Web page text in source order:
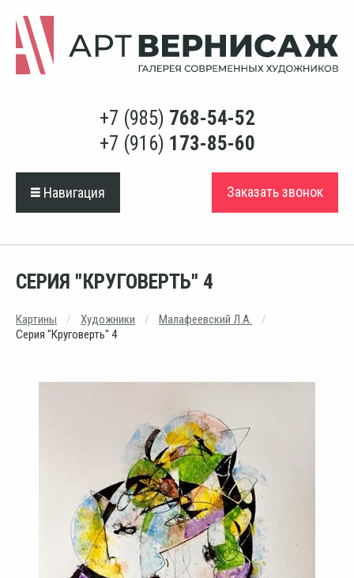
+7 (985) 768-54-52
+7 (916) 173-85-60
Навигация Заказать звонок
СЕРИЯ "КРУГОВЕРТЬ" 4
Картины Художники
Малафеевский Л.А.
Серия "Круговерть" 4